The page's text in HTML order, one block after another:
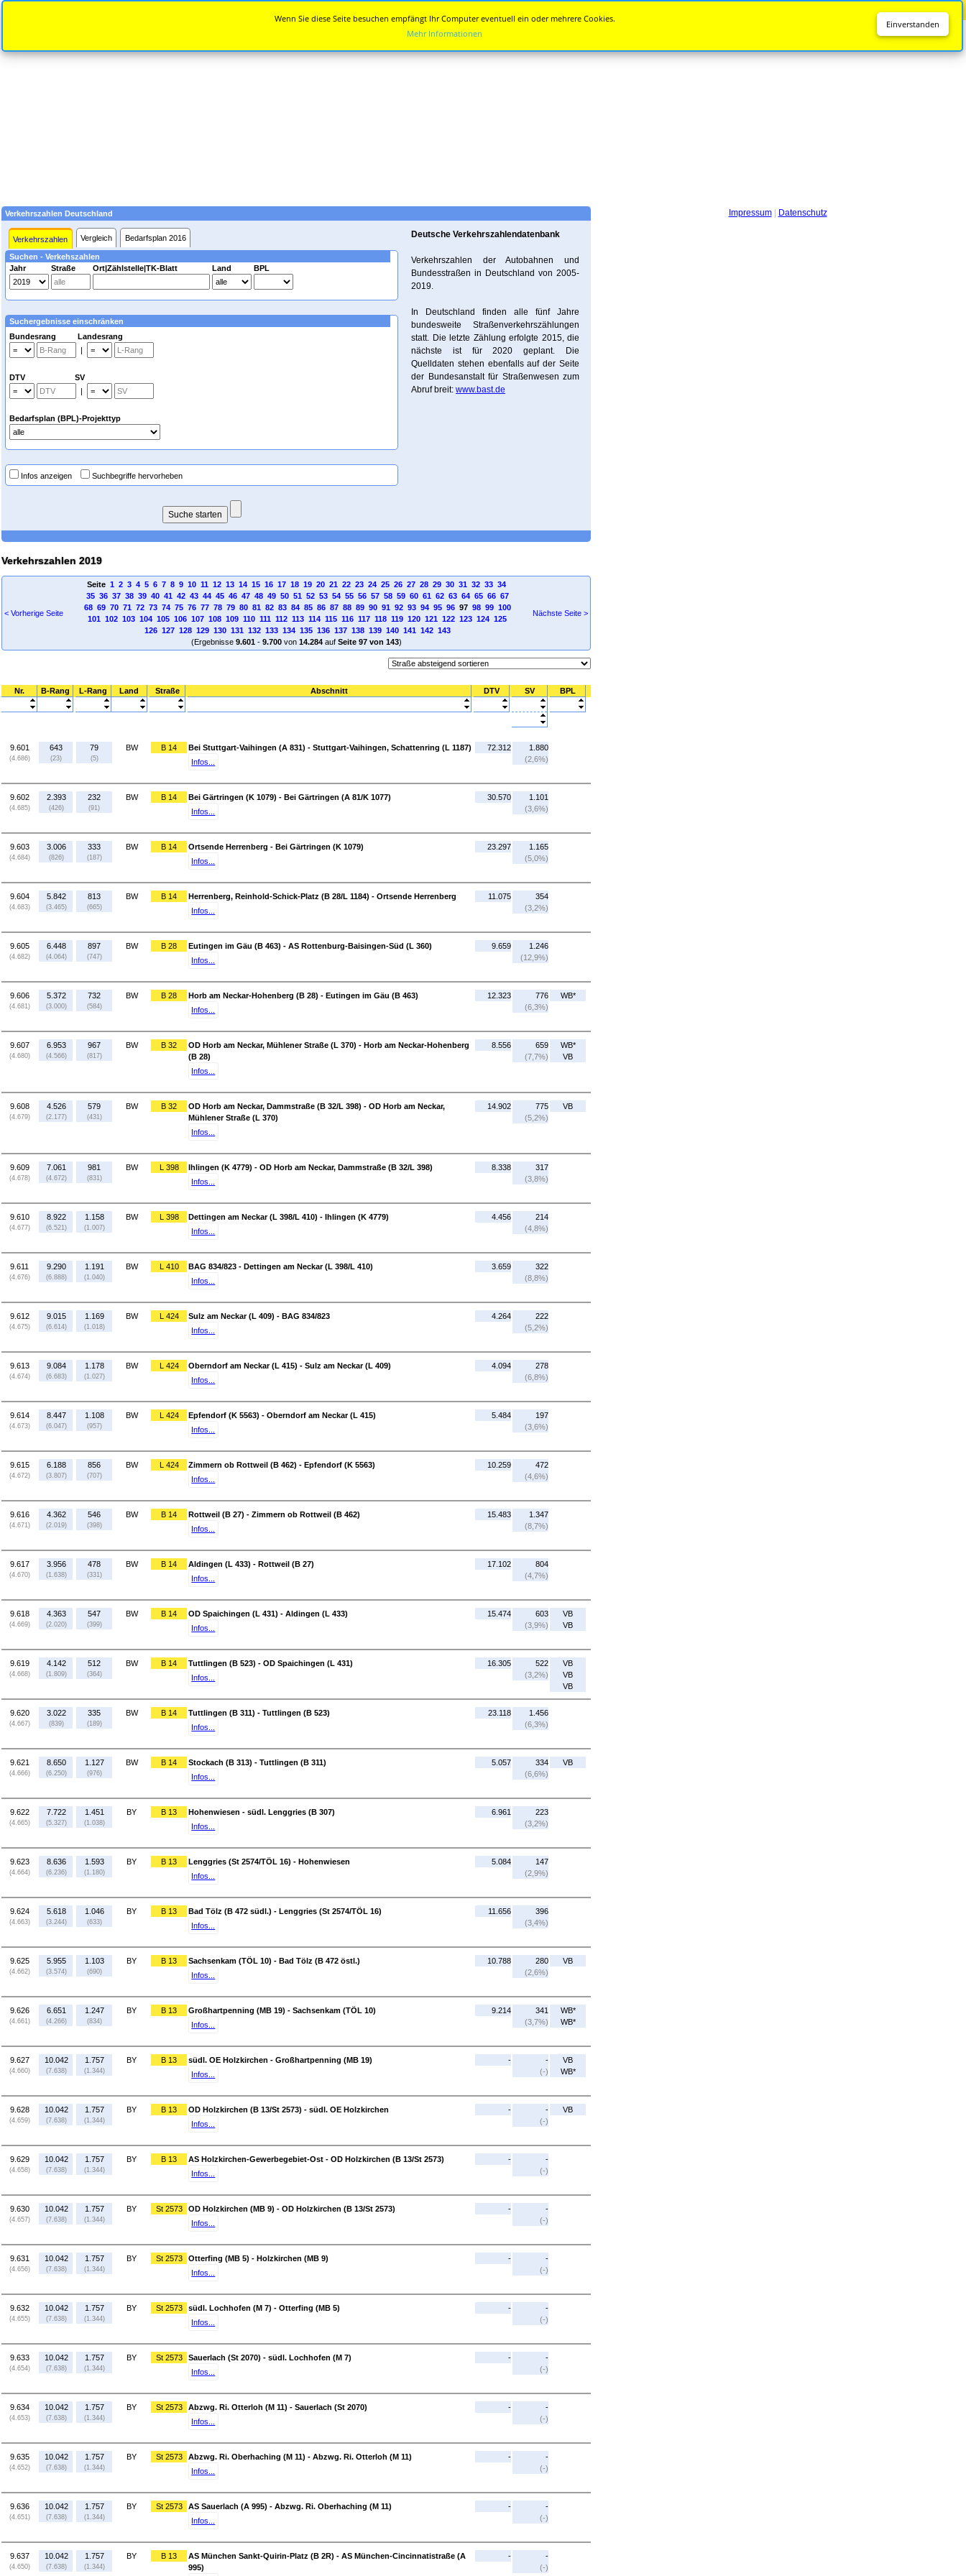
Verkehrszahlen Deutschland
Verkehrszahlen Vergleich Bedarfsplan 2016
Suchen - Verkehszahlen
Jahr
Straße Ort|Zählstelle|TK-Blatt Land BPL
Suchergebnisse einschränken
Bundesrang Landesrang
|
DTV SV
|
Bedarfsplan (BPL)-Projekttyp
Infos anzeigen Suchbegriffe hervorheben
Deutsche Verkehrszahlendatenbank
Verkehrszahlen der Autobahnen und
Bundesstraßen in Deutschland von 2005-
2019.
In Deutschland finden alle fünf Jahre
bundesweite Straßenverkehrszählungen
statt. Die letzte Zählung erfolgte 2015, die
nächste ist für 2020 geplant. Die
Quelldaten stehen ebenfalls auf der Seite
der Bundesanstalt für Straßenwesen zum
Abruf breit: www.bast.de
Verkehrszahlen 2019
< Vorherige Seite
Seite 1 2 3 4 5 6 7 8 9 10 11 12 13 14 15 16 17 18 19 20 21 22 23 24 25 26 27 28 29 30 31 32 33 34
35 36 37 38 39 40 41 42 43 44 45 46 47 48 49 50 51 52 53 54 55 56 57 58 59 60 61 62 63 64 65 66 67
68 69 70 71 72 73 74 75 76 77 78 79 80 81 82 83 84 85 86 87 88 89 90 91 92 93 94 95 9697 98 99 100
101 102 103 104 105 106 107 108 109 110 111 112 113 114 115 116 117 118 119 120 121 122 123 124 125
126 127 128 129 130 131 132 133 134 135 136 137 138 139 140 141 142 143
(Ergebnisse 9.601- 9.700von 14.284auf Seite 97 von 143)
Nächste Seite >
Nr. B-Rang L-Rang Land Straße Abschnitt DTV SV BPL
9.601
(4.686)
643
(23)
79
(5)
BW B 14
Bei Stuttgart-Vaihingen (A 831) - Stuttgart-Vaihingen, Schattenring (L 1187)
Infos...
72.312
1.880
(2,6%)
9.602
(4.685)
2.393
(426)
232
(91)
BW B 14
Bei Gärtringen (K 1079) - Bei Gärtringen (A 81/K 1077)
Infos...
30.570
1.101
(3,6%)
9.603
(4.684)
3.006
(826)
333
(187)
BW B 14
Ortsende Herrenberg - Bei Gärtringen (K 1079)
Infos...
23.297
1.165
(5,0%)
9.604
(4.683)
5.842
(3.465)
813
(665)
BW B 14
Herrenberg, Reinhold-Schick-Platz (B 28/L 1184) - Ortsende Herrenberg
Infos...
11.075
354
(3,2%)
9.605
(4.682)
6.448
(4.064)
897
(747)
BW B 28
Eutingen im Gäu (B 463) - AS Rottenburg-Baisingen-Süd (L 360)
Infos...
9.659
1.246
(12,9%)
9.606
(4.681)
5.372
(3.000)
732
(584)
BW B 28
Horb am Neckar-Hohenberg (B 28) - Eutingen im Gäu (B 463)
Infos...
12.323
776
(6,3%)
WB*
9.607
(4.680)
6.953
(4.566)
967
(817)
BW B 32
OD Horb am Neckar, Mühlener Straße (L 370) - Horb am Neckar-Hohenberg
(B 28)
Infos...
8.556
659
(7,7%)
WB*
VB
9.608
(4.679)
4.526
(2.177)
579
(431)
BW B 32
OD Horb am Neckar, Dammstraße (B 32/L 398) - OD Horb am Neckar,
Mühlener Straße (L 370)
Infos...
14.902
775
(5,2%)
VB
9.609
(4.678)
7.061
(4.672)
981
(831)
BW L 398
Ihlingen (K 4779) - OD Horb am Neckar, Dammstraße (B 32/L 398)
Infos...
8.338
317
(3,8%)
9.610
(4.677)
8.922
(6.521)
1.158
(1.007)
BW L 398
Dettingen am Neckar (L 398/L 410) - Ihlingen (K 4779)
Infos...
4.456
214
(4,8%)
9.611
(4.676)
9.290
(6.888)
1.191
(1.040)
BW L 410
BAG 834/823 - Dettingen am Neckar (L 398/L 410)
Infos...
3.659
322
(8,8%)
9.612
(4.675)
9.015
(6.614)
1.169
(1.018)
BW L 424
Sulz am Neckar (L 409) - BAG 834/823
Infos...
4.264
222
(5,2%)
9.613
(4.674)
9.084
(6.683)
1.178
(1.027)
BW L 424
Oberndorf am Neckar (L 415) - Sulz am Neckar (L 409)
Infos...
4.094
278
(6,8%)
9.614
(4.673)
8.447
(6.047)
1.108
(957)
BW L 424
Epfendorf (K 5563) - Oberndorf am Neckar (L 415)
Infos...
5.484
197
(3,6%)
9.615
(4.672)
6.188
(3.807)
856
(707)
BW L 424
Zimmern ob Rottweil (B 462) - Epfendorf (K 5563)
Infos...
10.259
472
(4,6%)
9.616
(4.671)
4.362
(2.019)
546
(398)
BW B 14
Rottweil (B 27) - Zimmern ob Rottweil (B 462)
Infos...
15.483
1.347
(8,7%)
9.617
(4.670)
3.956
(1.638)
478
(331)
BW B 14
Aldingen (L 433) - Rottweil (B 27)
Infos...
17.102
804
(4,7%)
9.618
(4.669)
4.363
(2.020)
547
(399)
BW B 14
OD Spaichingen (L 431) - Aldingen (L 433)
Infos...
15.474
603
(3,9%)
VB
VB
9.619
(4.668)
4.142
(1.809)
512
(364)
BW B 14
Tuttlingen (B 523) - OD Spaichingen (L 431)
Infos...
16.305
522
(3,2%)
VB
VB
VB
9.620
(4.667)
3.022
(839)
335
(189)
BW B 14
Tuttlingen (B 311) - Tuttlingen (B 523)
Infos...
23.118
1.456
(6,3%)
9.621
(4.666)
8.650
(6.250)
1.127
(976)
BW B 14
Stockach (B 313) - Tuttlingen (B 311)
Infos...
5.057
334
(6,6%)
VB
9.622
(4.665)
7.722
(5.327)
1.451
(1.038)
BY B 13
Hohenwiesen - südl. Lenggries (B 307)
Infos...
6.961
223
(3,2%)
9.623
(4.664)
8.636
(6.236)
1.593
(1.180)
BY B 13
Lenggries (St 2574/TÖL 16) - Hohenwiesen
Infos...
5.084
147
(2,9%)
9.624
(4.663)
5.618
(3.244)
1.046
(633)
BY B 13
Bad Tölz (B 472 südl.) - Lenggries (St 2574/TÖL 16)
Infos...
11.656
396
(3,4%)
9.625
(4.662)
5.955
(3.574)
1.103
(690)
BY B 13
Sachsenkam (TÖL 10) - Bad Tölz (B 472 östl.)
Infos...
10.788
280
(2,6%)
VB
9.626
(4.661)
6.651
(4.266)
1.247
(834)
BY B 13
Großhartpenning (MB 19) - Sachsenkam (TÖL 10)
Infos...
9.214
341
(3,7%)
WB*
WB*
9.627
(4.660)
10.042
(7.638)
1.757
(1.344)
BY B 13
südl. OE Holzkirchen - Großhartpenning (MB 19)
Infos...
-
-
(-)
VB
WB*
9.628
(4.659)
10.042
(7.638)
1.757
(1.344)
BY B 13
OD Holzkirchen (B 13/St 2573) - südl. OE Holzkirchen
Infos...
-
-
(-)
VB
9.629
(4.658)
10.042
(7.638)
1.757
(1.344)
BY B 13
AS Holzkirchen-Gewerbegebiet-Ost - OD Holzkirchen (B 13/St 2573)
Infos...
-
-
(-)
9.630
(4.657)
10.042
(7.638)
1.757
(1.344)
BY St 2573
OD Holzkirchen (MB 9) - OD Holzkirchen (B 13/St 2573)
Infos...
-
-
(-)
9.631
(4.656)
10.042
(7.638)
1.757
(1.344)
BY St 2573
Otterfing (MB 5) - Holzkirchen (MB 9)
Infos...
-
-
(-)
9.632
(4.655)
10.042
(7.638)
1.757
(1.344)
BY St 2573
südl. Lochhofen (M 7) - Otterfing (MB 5)
Infos...
-
-
(-)
9.633
(4.654)
10.042
(7.638)
1.757
(1.344)
BY St 2573
Sauerlach (St 2070) - südl. Lochhofen (M 7)
Infos...
-
-
(-)
9.634
(4.653)
10.042
(7.638)
1.757
(1.344)
BY St 2573
Abzwg. Ri. Otterloh (M 11) - Sauerlach (St 2070)
Infos...
-
-
(-)
9.635
(4.652)
10.042
(7.638)
1.757
(1.344)
BY St 2573
Abzwg. Ri. Oberhaching (M 11) - Abzwg. Ri. Otterloh (M 11)
Infos...
-
-
(-)
9.636
(4.651)
10.042
(7.638)
1.757
(1.344)
BY St 2573
AS Sauerlach (A 995) - Abzwg. Ri. Oberhaching (M 11)
Infos...
-
-
(-)
9.637
(4.650)
10.042
(7.638)
1.757
(1.344)
BY B 13
AS München Sankt-Quirin-Platz (B 2R) - AS München-Cincinnatistraße (A
995)
-
-
(-)
Impressum| Datenschutz
Einverstanden
Wenn Sie diese Seite besuchen empfängt Ihr Computer eventuell ein oder mehrere Cookies.
Mehr Informationen